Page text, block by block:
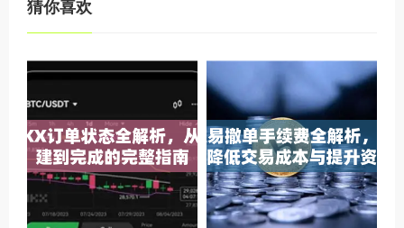
猜你喜欢